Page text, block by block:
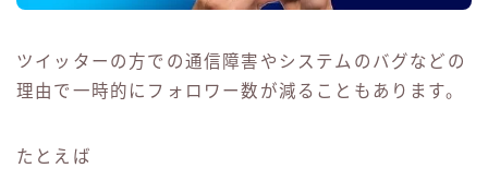
ツイッターの方での通信障害やシステムのバグなどの
理由で一時的にフォロワー数が減ることもあります。
たとえば